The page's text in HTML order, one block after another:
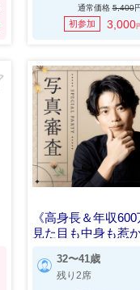
通常価格5,400
初参加 3,000
《高身長＆年収
見た目も中身も惹
32〜41歳
残り2席